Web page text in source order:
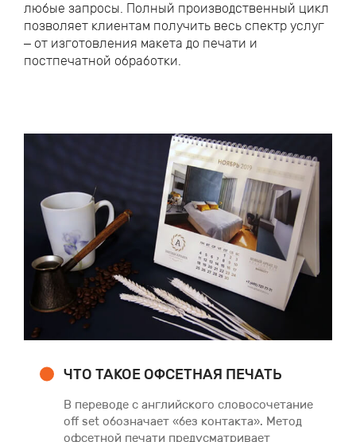
любые запросы. Полный производственный цикл
позволяет клиентам получить весь спектр услуг
– от изготовления макета до печати и
постпечатной обработки.
ЧТО ТАКОЕ ОФСЕТНАЯ ПЕЧАТЬ
В переводе с английского словосочетание
off set обозначает «без контакта». Метод
офсетной печати предусматривает